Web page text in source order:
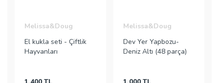
Melissa&Doug
El kukla seti - Çiftlik
Hayvanları
Melissa&Doug
Dev Yer Yapbozu-
Deniz Altı (48 parça)